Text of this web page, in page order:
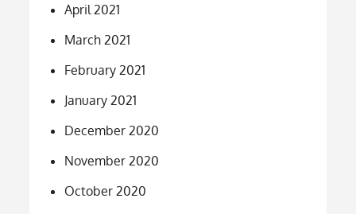
April 2021
March 2021
February 2021
January 2021
December 2020
November 2020
October 2020